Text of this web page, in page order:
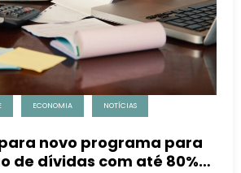
ECONOMIA NOTÍCIAS
novo programa para
de dívidas com até 80%